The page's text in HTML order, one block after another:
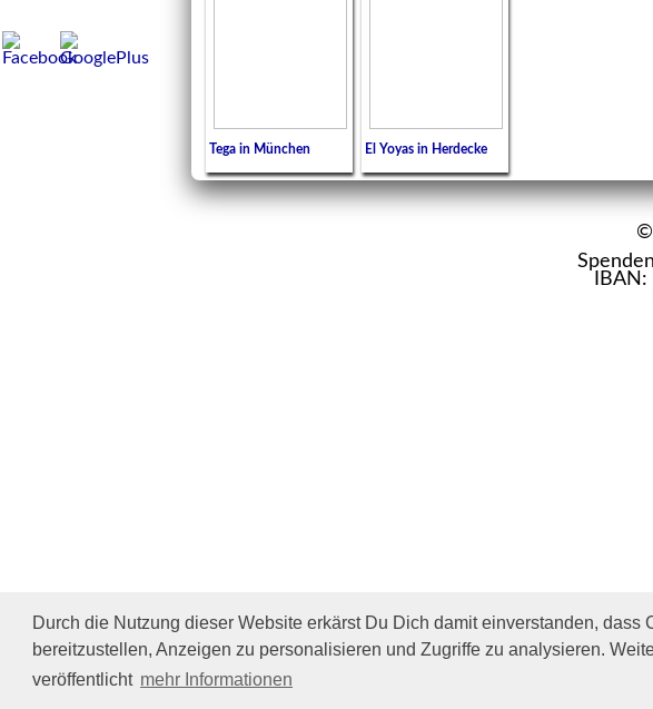
Durch die Nutzung dieser Website erkärst Du Dich damit einverstanden,
bereitzustellen, Anzeigen zu personalisieren und Zugriffe zu analysieren.
veröffentlicht mehr Informationen
Tega in München El Yoyas in Herdecke
©
Impressum/DatenschutzTierhilfe Verbindet (c)